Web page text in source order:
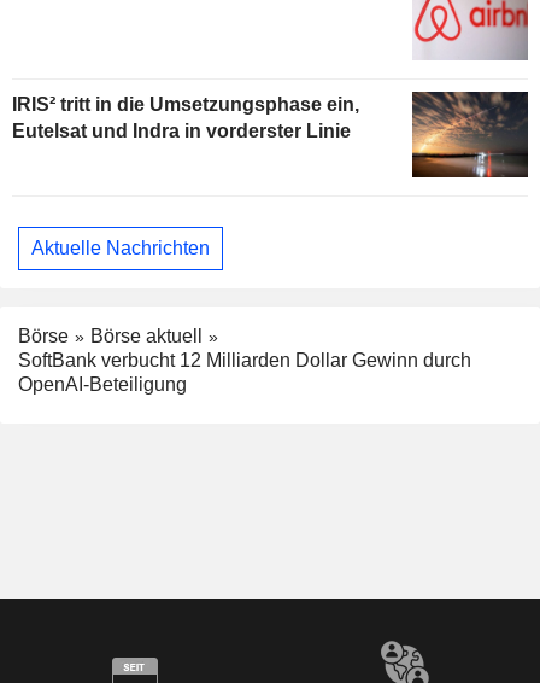
IRIS² tritt in die Umsetzungsphase ein,
Eutelsat und Indra in vorderster Linie
Aktuelle Nachrichten
Börse
Börse aktuell
SoftBank verbucht 12 Milliarden Dollar Gewinn durch
OpenAI-Beteiligung